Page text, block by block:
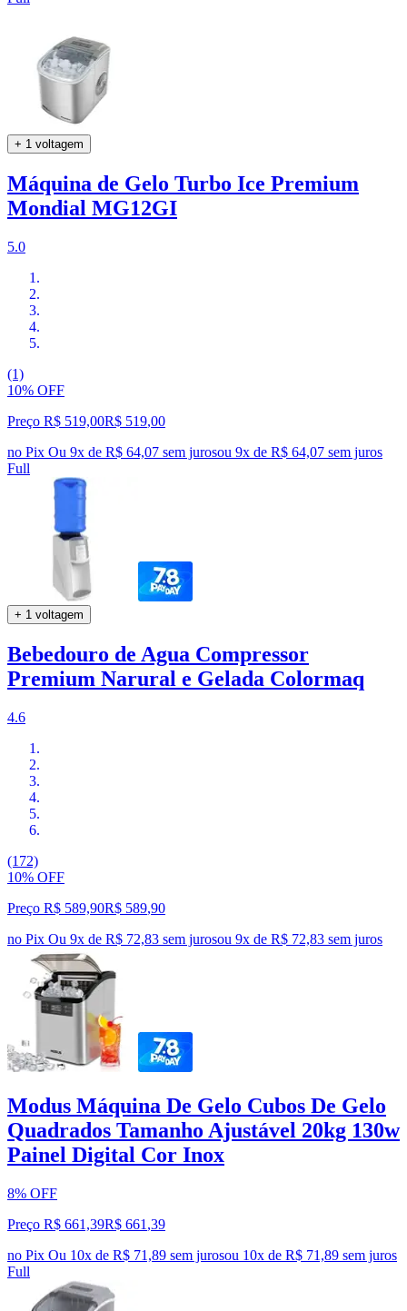
+ 1 voltagem
Máquina de Gelo Turbo Ice Premium
Mondial MG12GI
5.0
(1)
10% OFF
Preço R$ 519,00R$ 519,00
no Pix Ou 9x de R$ 64,07 sem jurosou 9x de R$ 64,07 sem juros
Full
+ 1 voltagem
Bebedouro de Agua Compressor
Premium Narural e Gelada Colormaq
4.6
(172)
10% OFF
Preço R$ 589,90R$ 589,90
no Pix Ou 9x de R$ 72,83 sem jurosou 9x de R$ 72,83 sem juros
Modus Máquina De Gelo Cubos De Gelo
Quadrados Tamanho Ajustável 20kg 130w
Painel Digital Cor Inox
8% OFF
Preço R$ 661,39R$ 661 ,39
no Pix Ou 10x de R$ 71,89 sem jurosou 10x de R$ 71,89 sem juros
Full